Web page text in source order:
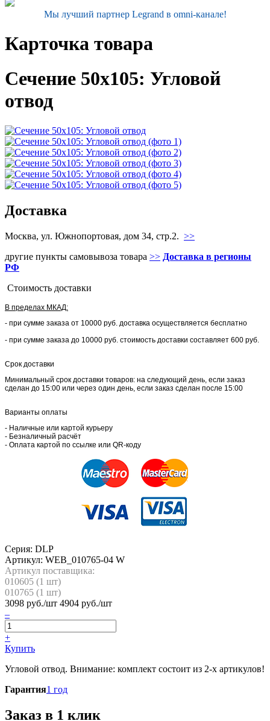
Мы лучший партнер Legrand в omni-канале!
Карточка товара
Сечение 50х105: Угловой
отвод
Доставка
Москва, ул. Южнопортовая, дом 34, стр.2. >>
другие пункты самовывоза товара >> Доставка в регионы
РФ
Стоимость доставки
В пределах МКАД:
- при сумме заказа от 10000 руб. доставка осуществляется бесплатно
- при сумме заказа до 10000 руб. стоимость доставки составляет 600 руб.
Срок доставки
Минимальный срок доставки товаров: на следующий день, если заказ
сделан до 15:00 или через один день, если заказ сделан после 15:00
Варианты оплаты
- Наличные или картой курьеру
- Безналичный расчёт
- Оплата картой по ссылке или QR-коду
Серия: DLP
Артикул: WEB_010765-04 W
Артикул поставщика:
010605 (1 шт)
010765 (1 шт)
3098 руб./шт 4904 руб./шт
–
+
Купить
Угловой отвод. Внимание: комплект состоит из 2-х артикулов!
Гарантия1 год
Заказ в 1 клик